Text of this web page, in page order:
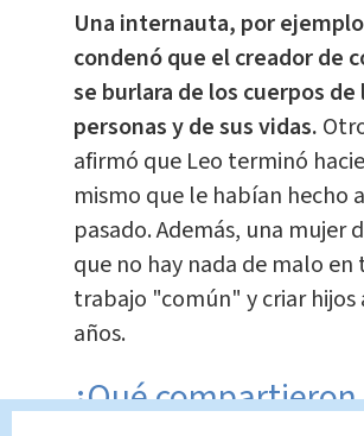
Una internauta, por
condenó que el creador de
se burlara de los cuerpos de
personas y de sus vidas.
afirmó que Leo terminó
mismo que le habían hecho
pasado. Además, una mujer
que no hay nada de malo en
trabajo "común" y criar hijos
años.
¿Qué